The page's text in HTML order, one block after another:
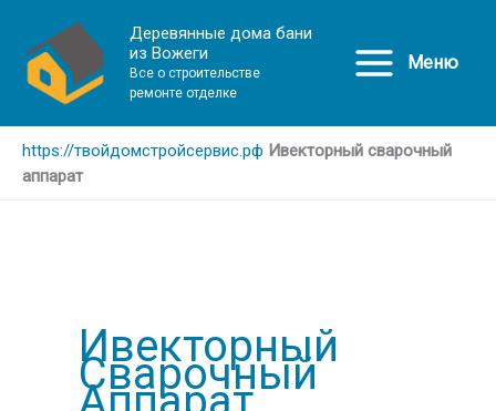
Деревянные дома бани
из Вожеги
Все о строительстве
ремонте отделке
Меню
https://твойдомстройсервис.рф Ивекторный сварочный
аппарат
Ивекторный
Сварочный